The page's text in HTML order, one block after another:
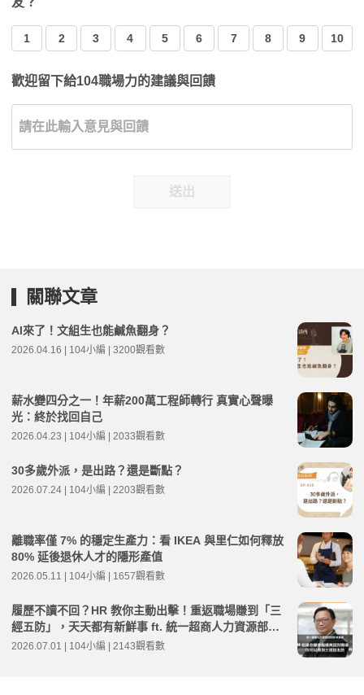
1 2 3 4 5 6 7 8 9 10
歡迎留下給104職場力的建議與回饋
送出
關聯文章
AI來了！文組生也能鹹魚翻身？
2026.04.16 | 104小編 | 3200觀看數
薪水變四分之一！年薪200萬工程師轉行 真實心聲曝
光：終於找回自己
2026.04.23 | 104小編 | 2033觀看數
30多歲外派，是出路？還是斷點？
2026.07.24 | 104小編 | 2203觀看數
離職率僅 7% 的穩定生產力：看 IKEA 與里仁如何釋放
80% 延後退休人才的隱形產值
2026.05.11 | 104小編 | 1657觀看數
履歷不讀不回？HR 教你主動出擊！重返職場賺到「三
經五防」，天天都有新鮮事 ft. 統一超商人力資源部經
理 林宸碩 | 高年級不打烊 x 用 AI 點亮第二人生 EP279
2026.07.01 | 104小編 | 2143觀看數